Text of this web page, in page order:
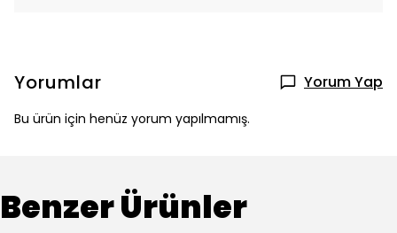
Yorumlar Yorum Yap
Bu ürün için henüz yorum yapılmamış.
Benzer Ürünler